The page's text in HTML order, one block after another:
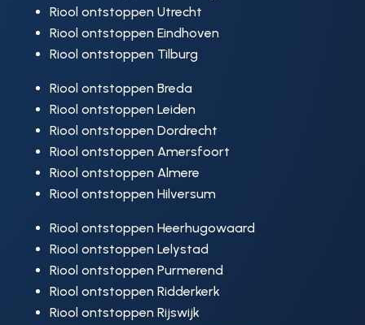
Riool ontstoppen Utrecht
Riool ontstoppen Eindhoven
Riool ontstoppen Tilburg
Riool ontstoppen Breda
Riool ontstoppen Leiden
Riool ontstoppen Dordrecht
Riool ontstoppen Amersfoort
Riool ontstoppen Almere
Riool ontstoppen Hilversum
Riool ontstoppen Heerhugowaard
Riool ontstoppen Lelystad
Riool ontstoppen Purmerend
Riool ontstoppen Ridderkerk
Riool ontstoppen Rijswijk